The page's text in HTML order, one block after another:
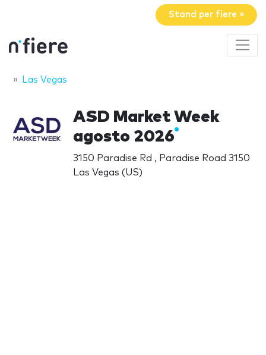
Stand per fiere »
Las Vegas
ASD Market Week
agosto 2026
3150 Paradise Rd , Paradise Road 3150
Las Vegas (US)